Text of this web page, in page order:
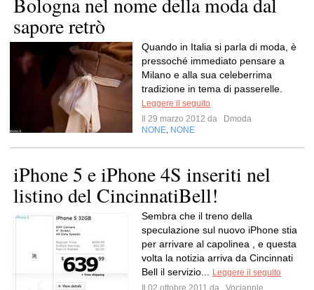
sapore retrò
Quando in Italia si parla di moda, è
pressoché immediato pensare a
Milano e alla sua celeberrima
tradizione in tema di passerelle.
Leggere il seguito
Il 29 marzo 2012 da
Dmoda
NONE NONE
iPhone 5 e iPhone 4S inseriti nel
listino del CincinnatiBell!
Sembra che il treno della
speculazione sul nuovo iPhone stia
per arrivare al capolinea , e questa
volta la notizia arriva da Cincinnati
Bell il servizio...
Leggere il seguito
Il 02 ottobre 2011 da
Vociapple